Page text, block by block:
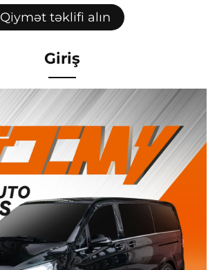
Qiymət təklifi alın
Giriş